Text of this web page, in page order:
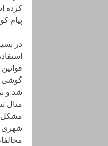
کرده
پیام
در
شد و
مثال
مشکل
شهری